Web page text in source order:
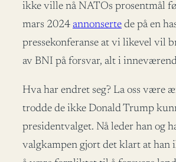
ikke ville nå NATOs prosentmål
mars 2024 annonserte de på en
pressekonferanse at vi likevel vil
av BNI på forsvar, alt i
Hva har endret seg? La oss være
trodde de ikke Donald Trump
presidentvalget. Nå leder han og
valgkampen gjort det klart at han